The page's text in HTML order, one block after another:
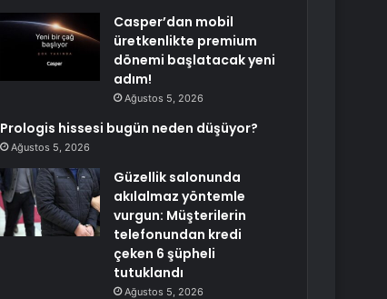
Casper’dan mobil
üretkenlikte premium
dönemi başlatacak yeni
adım!
Ağustos 5, 2026
Prologis hissesi bugün neden düşüyor?
Ağustos 5, 2026
Güzellik salonunda
akılalmaz yöntemle
vurgun: Müşterilerin
telefonundan kredi
çeken 6 şüpheli
tutuklandı
Ağustos 5, 2026